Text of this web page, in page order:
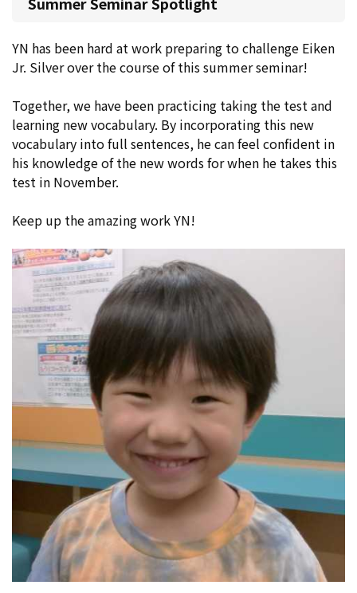
YN has been hard at work preparing to challenge Eiken
Jr. Silver over the course of this summer seminar!
Together, we have been practicing taking the test and
learning new vocabulary. By incorporating this new
vocabulary into full sentences, he can feel confident in
his knowledge of the new words for when he takes this
test in November.
Keep up the amazing work YN!